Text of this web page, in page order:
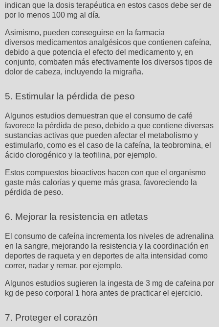
indican que la dosis terapéutica en estos casos debe ser de
por lo menos 100 mg al día.
Asimismo, pueden conseguirse en la farmacia
diversos medicamentos analgésicos que contienen cafeína,
debido a que potencia el efecto del medicamento y, en
conjunto, combaten más efectivamente los diversos tipos de
dolor de cabeza, incluyendo la migraña.
5. Estimular la pérdida de peso
Algunos estudios demuestran que el consumo de café
favorece la pérdida de peso, debido a que contiene diversas
sustancias activas que pueden afectar el metabolismo y
estimularlo, como es el caso de la cafeína, la teobromina, el
ácido clorogénico y la teofilina, por ejemplo.
Estos compuestos bioactivos hacen con que el organismo
gaste más calorías y queme más grasa, favoreciendo la
pérdida de peso.
6. Mejorar la resistencia en atletas
El consumo de cafeína incrementa los niveles de adrenalina
en la sangre, mejorando la resistencia y la coordinación en
deportes de raqueta y en deportes de alta intensidad como
correr, nadar y remar, por ejemplo.
Algunos estudios sugieren la ingesta de 3 mg de cafeina por
kg de peso corporal 1 hora antes de practicar el ejercicio.
7. Proteger el corazón